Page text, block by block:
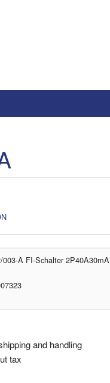
003-A FI-Schalter 2P40A30mA
and handling
tax